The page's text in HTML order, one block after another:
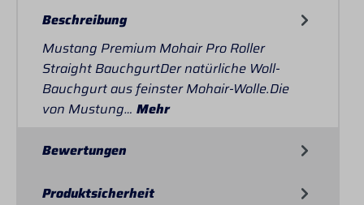
Beschreibung
Mustang Premium Mohair Pro Roller
Straight BauchgurtDer natürliche Woll-
Bauchgurt aus feinster Mohair-Wolle.Die
von Mustung… Mehr
Bewertungen
Produktsicherheit